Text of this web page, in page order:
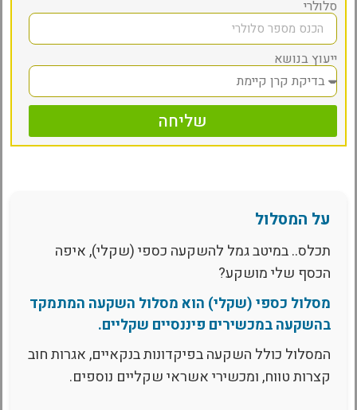
סלולרי
ייעוץ בנושא
שליחה
על המסלול
תכלס.. במיטב גמל להשקעה כספי (שקלי), איפה
הכסף שלי מושקע?
מסלול כספי (שקלי) הוא מסלול השקעה המתמקד
בהשקעה במכשירים פיננסיים שקליים.
המסלול כולל השקעה בפיקדונות בנקאיים, אגרות חוב
קצרות טווח, ומכשירי אשראי שקליים נוספים.